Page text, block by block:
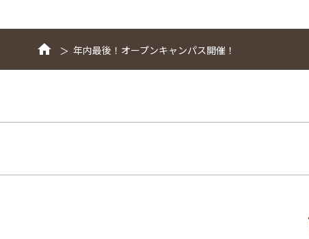
年内最後！オープンキャンパス開催！